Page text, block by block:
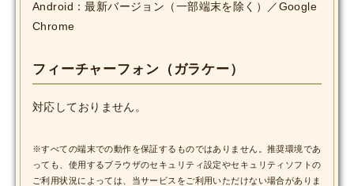
Android：最新バージョン（一部端末を除く）／Google
Chrome
フィーチャーフォン（ガラケー）
対応しておりません。
※すべての端末での動作を保証するものではありません。推奨環境であ
っても、使用するブラウザのセキュリティ設定やセキュリティソフトの
ご利用状況によっては、当サービスをご利用いただけない場合がありま
MOVIE
Monostagram
DOWNLOAD
SHIHO’s Q&A